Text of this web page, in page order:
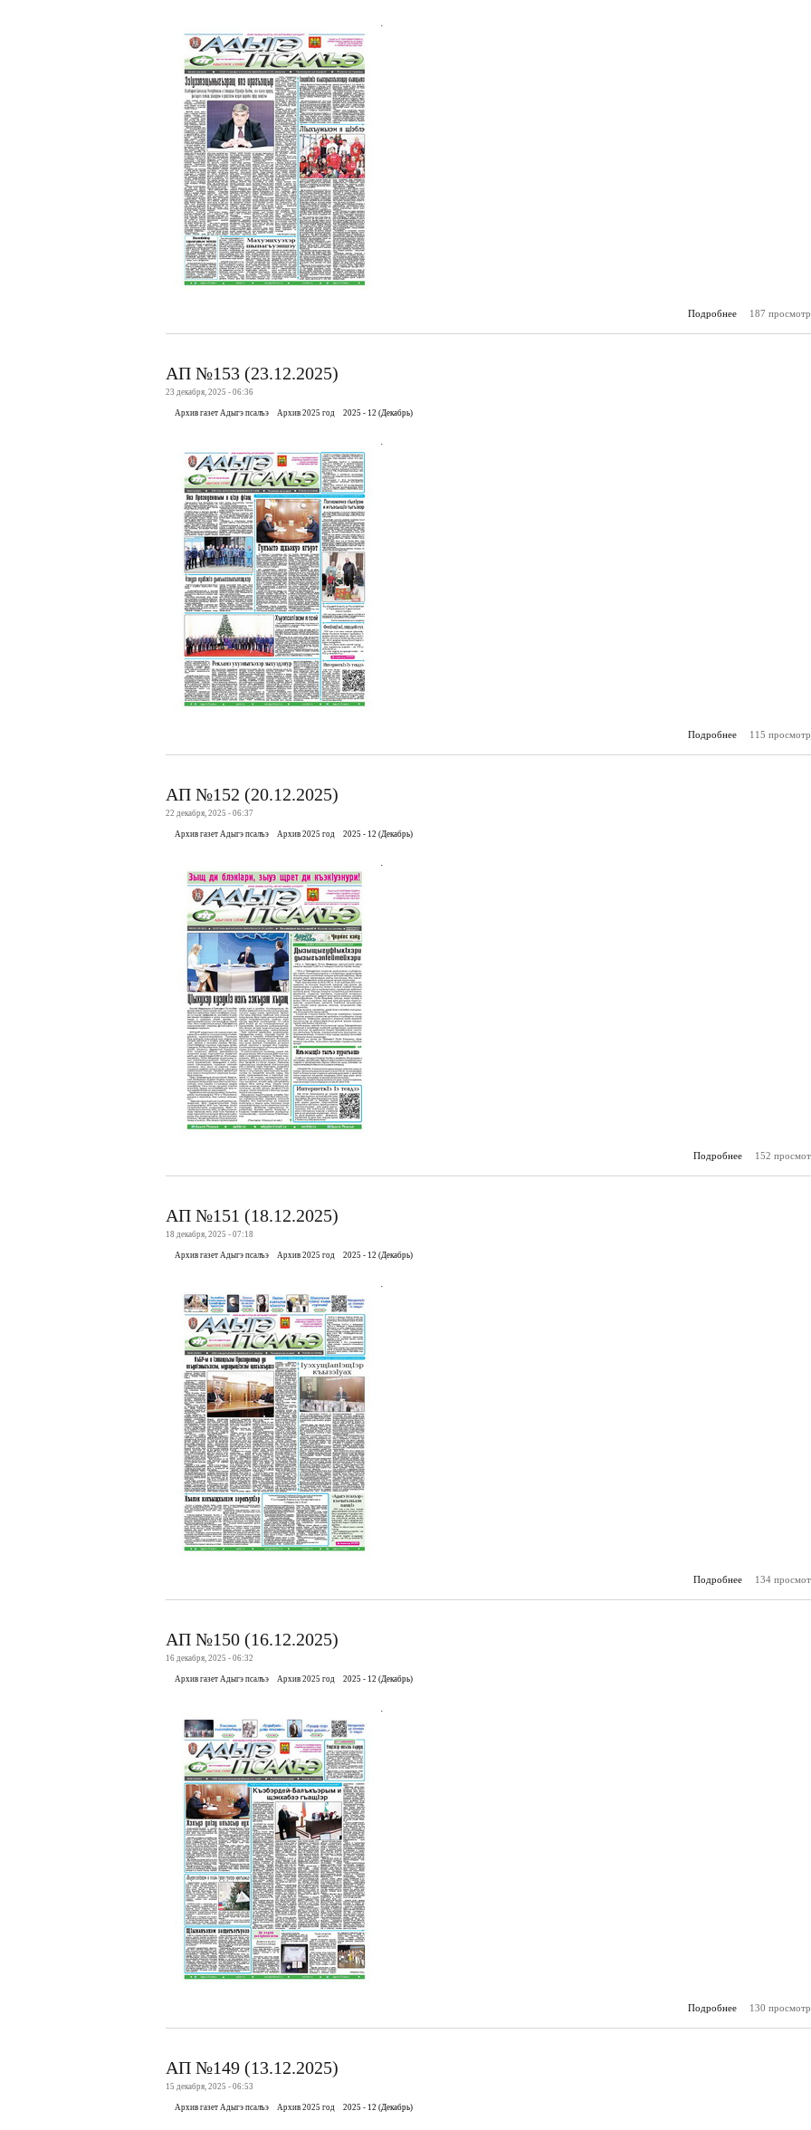
Подробнее
о
187
АП №153 (23.12.2025)
23 декабря, 2025 - 06:36
Архив газет Адыгэ псалъэ Архив 2025 год 2025 - 12 (Декабрь)
.
Подробнее
о
115
АП №152 (20.12.2025)
22 декабря, 2025 - 06:37
Архив газет Адыгэ псалъэ Архив 2025 год 2025 - 12 (Декабрь)
.
Подробнее
о
152
АП №151 (18.12.2025)
18 декабря, 2025 - 07:18
Архив газет Адыгэ псалъэ Архив 2025 год 2025 - 12 (Декабрь)
.
Подробнее
о
134
АП №150 (16.12.2025)
16 декабря, 2025 - 06:32
Архив газет Адыгэ псалъэ Архив 2025 год 2025 - 12 (Декабрь)
Подробнее
о
130
АП №149 (13.12.2025)
15 декабря, 2025 - 06:53
Архив газет Адыгэ псалъэ Архив 2025 год 2025 - 12 (Декабрь)